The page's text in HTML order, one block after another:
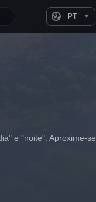
PT
e "noite". Aproxime-